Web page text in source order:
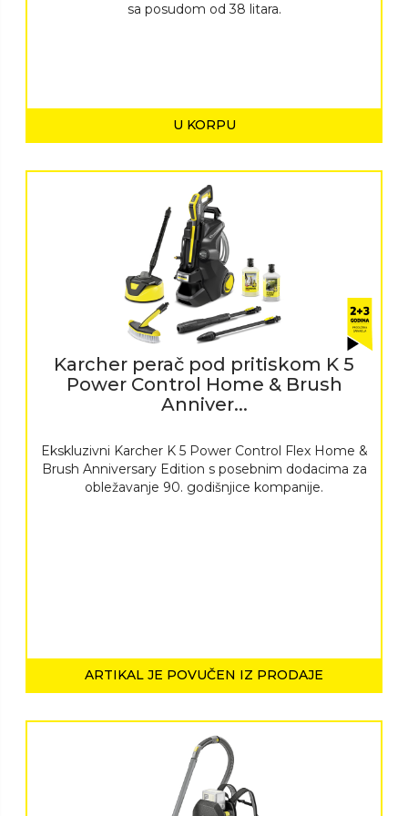
sa posudom od 38 litara.
U KORPU
Karcher perač pod pritiskom K 5
Power Control Home & Brush
Anniver...
Ekskluzivni Karcher K 5 Power Control Flex Home &
Brush Anniversary Edition s posebnim dodacima za
obležavanje 90. godišnjice kompanije.
ARTIKAL JE POVUČEN IZ PRODAJE